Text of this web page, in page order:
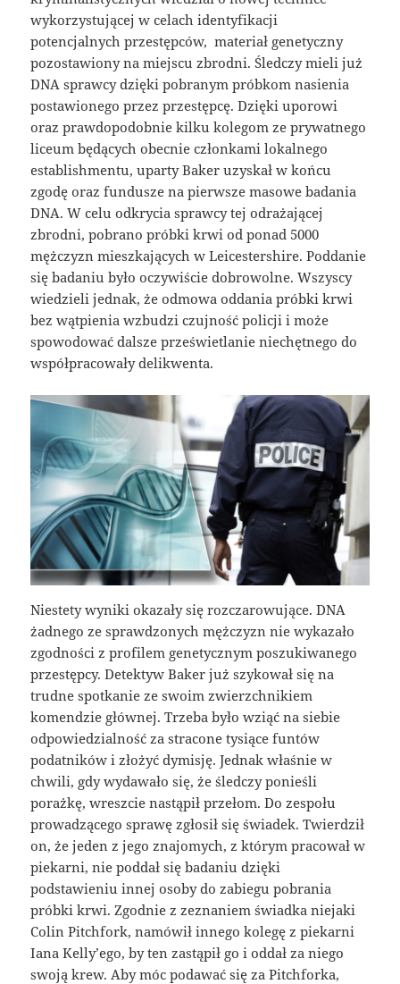
wykorzystującej w celach identyfikacji
potencjalnych przestępców, materiał genetyczny
pozostawiony na miejscu zbrodni. Śledczy mieli już
DNA sprawcy dzięki pobranym próbkom nasienia
postawionego przez przestępcę. Dzięki uporowi
oraz prawdopodobnie kilku kolegom ze prywatnego
liceum będących obecnie członkami lokalnego
establishmentu, uparty Baker uzyskał w końcu
zgodę oraz fundusze na pierwsze masowe badania
DNA. W celu odkrycia sprawcy tej odrażającej
zbrodni, pobrano próbki krwi od ponad 5000
mężczyzn mieszkających w Leicestershire. Poddanie
się badaniu było oczywiście dobrowolne. Wszyscy
wiedzieli jednak, że odmowa oddania próbki krwi
bez wątpienia wzbudzi czujność policji i może
spowodować dalsze prześwietlanie niechętnego do
współpracowały delikwenta.
Niestety wyniki okazały się rozczarowujące. DNA
żadnego ze sprawdzonych mężczyzn nie wykazało
zgodności z profilem genetycznym poszukiwanego
przestępcy. Detektyw Baker już szykował się na
trudne spotkanie ze swoim zwierzchnikiem
komendzie głównej. Trzeba było wziąć na siebie
odpowiedzialność za stracone tysiące funtów
podatników i złożyć dymisję. Jednak właśnie w
chwili, gdy wydawało się, że śledczy ponieśli
porażkę, wreszcie nastąpił przełom. Do zespołu
prowadzącego sprawę zgłosił się świadek. Twierdził
on, że jeden z jego znajomych, z którym pracował w
piekarni, nie poddał się badaniu dzięki
podstawieniu innej osoby do zabiegu pobrania
próbki krwi. Zgodnie z zeznaniem świadka niejaki
Colin Pitchfork, namówił innego kolegę z piekarni
Iana Kelly’ego, by ten zastąpił go i oddał za niego
swoją krew. Aby móc podawać się za Pitchforka,